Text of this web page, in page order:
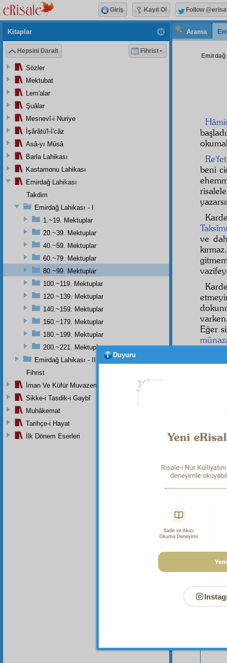
Arama
Emirdağ
Re'fet
beni
ve
Eğer
Her
Kitaplar
Hepsini Daralt Fihrist
Sözler
Mektubat
Lem'alar
Şuâlar
Mesnevî-i Nuriye
İşârâtü'l-İ'câz
Asâ-yı Mûsâ
Barla Lahikası
Kastamonu Lahikası
Emirdağ Lahikası
Takdim
Emirdağ Lahikası - I
1.~19. Mektuplar
20.~39. Mektuplar
40.~59. Mektuplar
60.~79. Mektuplar
80.~99. Mektuplar
100.~119. Mektuplar
120.~139. Mektuplar
140.~159. Mektuplar
160.~179. Mektuplar
180.~199. Mektuplar
200.~221. Mektuplar
Emirdağ Lahikası - II
Fihrist
İman Ve Küfür Muvazeneleri
Sikke-i Tasdik-i Gaybî
Muhâkemat
Tarihçe-i Hayat
İlk Dönem Eserleri
Giriş Kayıt Ol Follow
Duyuru